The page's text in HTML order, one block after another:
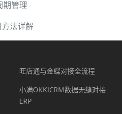
期管理
法详解
旺店通与金蝶对接全流程
小满OKKICRM数据无缝对接
ERP